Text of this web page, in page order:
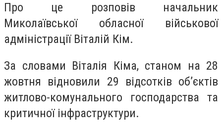
Про це розповів начальник
Миколаївської обласної військової
адміністрації Віталій Кім.
За словами Віталія Кіма, станом на 28
жовтня відновили 29 відсотків об’єктів
житлово-комунального господарства та
критичної інфраструктури.